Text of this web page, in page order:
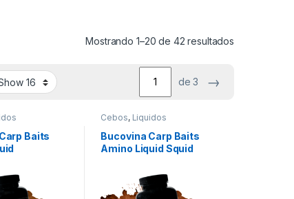
Mostrando 1–20 de 42 resultados
de 3 →
Baits
Cebos, Liquidos
Bucovina Carp Baits
Amino Liquid Squid